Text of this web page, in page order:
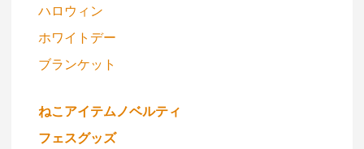
ハロウィン
ホワイトデー
ブランケット
ねこアイテムノベルティ
フェスグッズ